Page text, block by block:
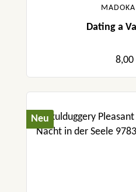
MADOKA
Dating a
8,00
Neu